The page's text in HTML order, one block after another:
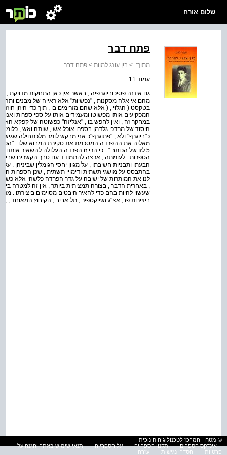
שלום אורח
פתח דבר
מתוך: > בין עונג למוות > פתח דבר
עמוד:11
מהם אי אלה מסקנות , "נפשיות" אלא ראייה של מבנים
בטקסט ( הגלוי , ( אלא שהם מזרימים בו , תוך כדי היזון חוזר
המפקיעים אותו מפשוטו ומעמידים אותו על ספי ספרות
במחקר זה , ואין לחפש בו , "אנליזה" כפשוטה של קפקא
היסוד של מרדכי גלדמן בספרו אוכל אש , שותה ואש ,
כ"ביוגרף" ולא , "פתוגרף"כ אני מבקש לומר מלכתחילה
מאליה את ההפרדה המסכמת את סקירת המבוא שלו :
5 לזו של הכותב " . כי הרי זו הפרדה העלולה להשאיר
הספרות . לעומתה , ארצה להתמודד עם סבך הקשרים שבין
הבעתו ותבניות חשיבתו , על מגוון יחסי הגומלין שביניהן .
בהתבסס על מושגי תשתית ודימויי תשתית , שכן הספרות
לנו את המותרות של ישיבה על גדר הפרדה כלשהי אלא
, באחרית הדבר , בצורה תמציתית ביותר , אין זה למטרה
שעשוי להיות בהם כדי להאיר היבטים מסוימים ביצירתו .
ביצירות פו , אצ"ג ושייקספיר , תל אביב , הקיבוץ המאוחד , ; 2002 הציטוטים מתוך העמודים . 28-27
© מטח - המרכז לטכנולוגיה חינוכית
אינדקס הספרים
תקנון הספרייה על הספרייה
תנאי שימוש באתר והגנה על
פרטיות
הסדרי נגישות עזרה